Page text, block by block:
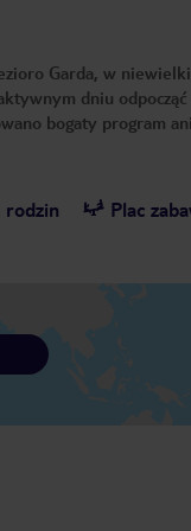
Jedzenie
dań.
Miejsca
Garda, w
dniu
bogaty program
rodzin Plac